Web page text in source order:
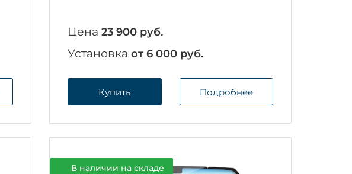
Цена23 900 руб.
Установкаот 6 000 руб.
Купить Подробнее
В наличии на складе